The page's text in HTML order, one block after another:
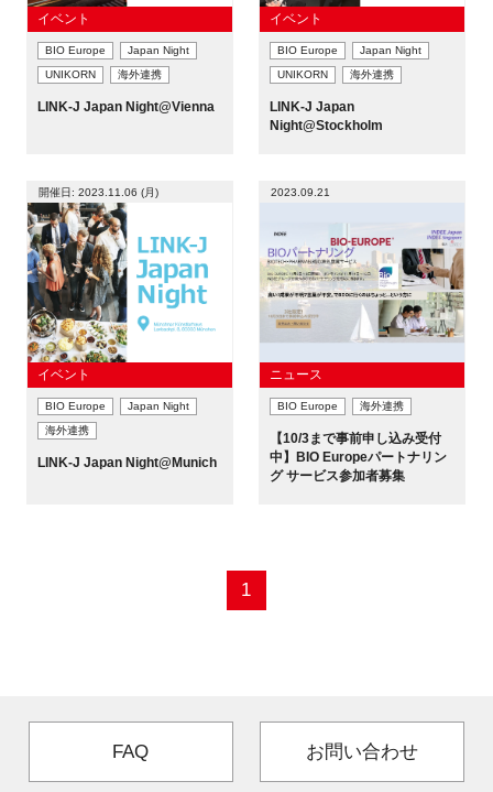
インタビュー・コラム
ニュース・掲示板
特別会員
施設・アクセス
FAQ
イベントお知らせメール登録
イベント
BIO Europe
Japan Night
UNIKORN
海外連携
LINK-J Japan Night@Vienna
イベント
BIO Europe
Japan Night
UNIKORN
海外連携
LINK-J Japan
Night@Stockholm
開催日: 2023.11.06 (月)
イベント
BIO Europe
Japan Night
海外連携
LINK-J Japan Night@Munich
2023.09.21
ニュース
BIO Europe 海外連携
【10/3まで事前申し込み受付
中】BIO Europeパートナリン
グ サービス参加者募集
1
FAQ お問い合わせ